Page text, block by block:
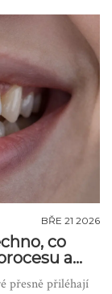
BŘE 21 2026
co
a
přesně přiléhají